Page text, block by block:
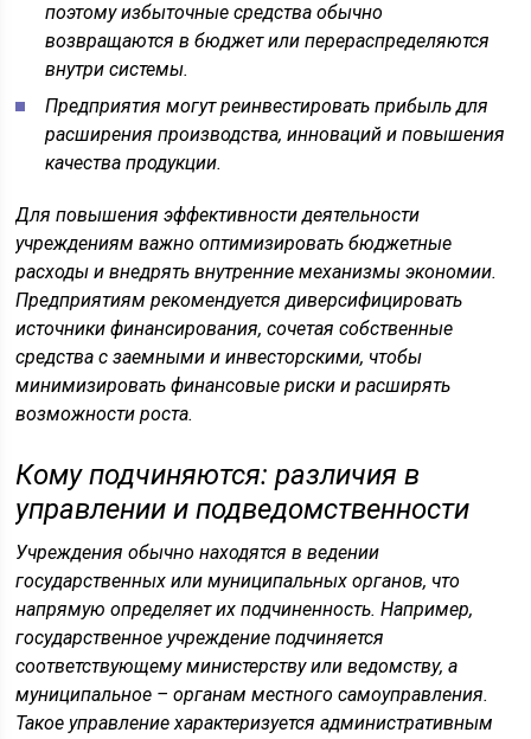
поэтому избыточные средства обычно
возвращаются в бюджет или перераспределяются
внутри системы.
Предприятия могут реинвестировать прибыль для
расширения производства, инноваций и повышения
качества продукции.
Для повышения эффективности деятельности
учреждениям важно оптимизировать бюджетные
расходы и внедрять внутренние механизмы экономии.
Предприятиям рекомендуется диверсифицировать
источники финансирования, сочетая собственные
средства с заемными и инвесторскими, чтобы
минимизировать финансовые риски и расширять
возможности роста.
Кому подчиняются: различия в
управлении и подведомственности
Учреждения обычно находятся в ведении
государственных или муниципальных органов, что
напрямую определяет их подчиненность. Например,
государственное учреждение подчиняется
соответствующему министерству или ведомству, а
муниципальное – органам местного самоуправления.
Такое управление характеризуется административным